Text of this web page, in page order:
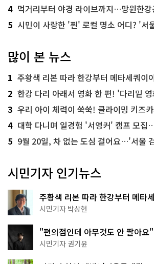
4 먹거리부터 야경 라이브까지…망원한강
5 시민이 사랑한 '찐' 로컬 명소 어디? '서울
많이 본 뉴스
1 주황색 리본 따라 한강부터 메타세쿼이아 숲길까
2 한강 다리 아래서 영화 한 편! '다리밑
3 우리 아이 체력이 쑥쑥! 클라이밍 키즈
4 대학 다니며 일경험 '서영커' 캠프 모집
5 9월 20일, 차 없는 도심 걸어요…'서울 걷자 페
시민기자 인기뉴스
주황색 리본 따라 한강부터 메타
서울둘레길 15코스
시민기자 박상현
"편의점인데 아무것도 안 팔아요
한 편의점의 정체
시민기자 권기윤